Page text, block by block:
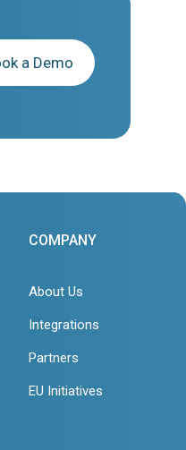
a Demo
COMPANY
About Us
Integrations
Partners
EU Initiatives